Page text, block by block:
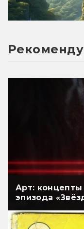
Арт: концепты
эпизода